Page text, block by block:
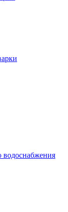
водоснабжения